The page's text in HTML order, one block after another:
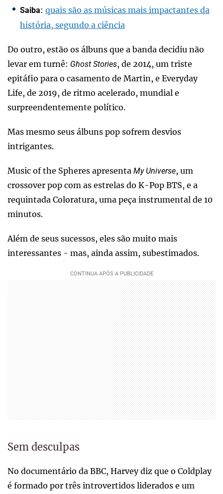
Saiba: quais são as músicas mais impactantes da
história, segundo a ciência
Do outro, estão os álbuns que a banda decidiu não
levar em turnê: Ghost Stories, de 2014, um triste
epitáfio para o casamento de Martin, e Everyday
Life, de 2019, de ritmo acelerado, mundial e
surpreendentemente político.
Mas mesmo seus álbuns pop sofrem desvios
intrigantes.
Music of the Spheres apresenta My Universe, um
crossover pop com as estrelas do K-Pop BTS, e a
requintada Coloratura, uma peça instrumental de 10
minutos.
Além de seus sucessos, eles são muito mais
interessantes - mas, ainda assim, subestimados.
Sem desculpas
No documentário da BBC, Harvey diz que o Coldplay
é formado por três introvertidos liderados e um